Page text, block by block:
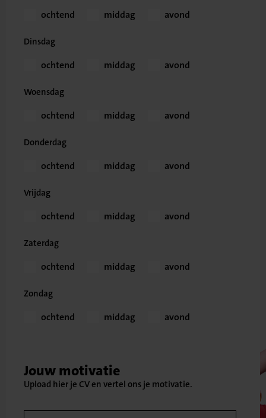
ochtend middag avond
Dinsdag
ochtend middag avond
Woensdag
ochtend middag avond
Donderdag
ochtend middag avond
Vrijdag
ochtend middag avond
Zaterdag
ochtend middag avond
Zondag
ochtend middag avond
Jouw motivatie